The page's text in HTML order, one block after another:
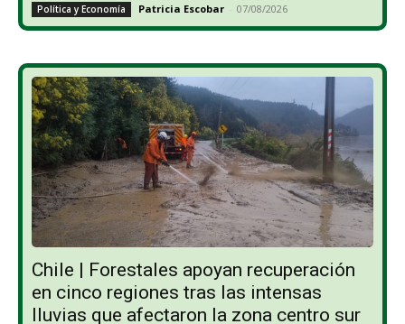
Política y Economía Patricia Escobar - 07/08/2026
Chile | Forestales apoyan recuperación
en cinco regiones tras las intensas
lluvias que afectaron la zona centro sur